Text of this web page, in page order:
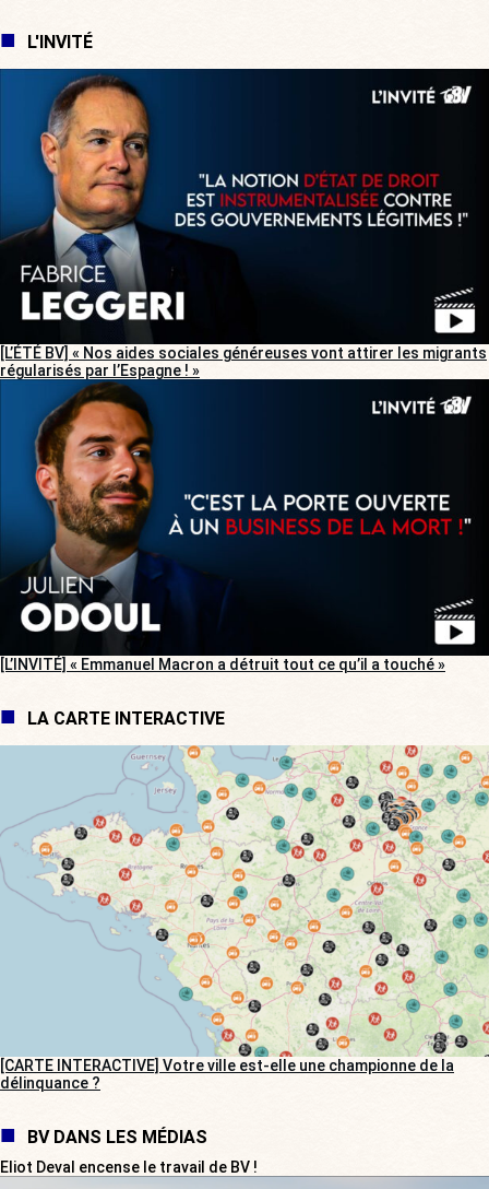
L'INVITÉ
[L’ÉTÉ BV] « Nos aides sociales généreuses vont attirer les migrants
régularisés par l’Espagne ! »
[L’INVITÉ] « Emmanuel Macron a détruit tout ce qu’il a touché »
LA CARTE INTERACTIVE
[CARTE INTERACTIVE] Votre ville est-elle une championne de la
délinquance ?
BV DANS LES MÉDIAS
Eliot Deval encense le travail de BV !